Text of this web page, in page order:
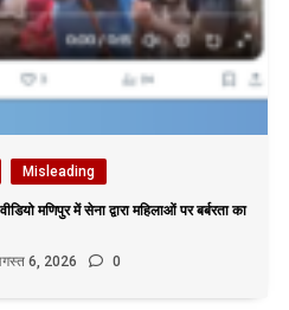
Misleading
मणिपुर में सेना द्वारा महिलाओं पर बर्बरता का
6, 2026 0